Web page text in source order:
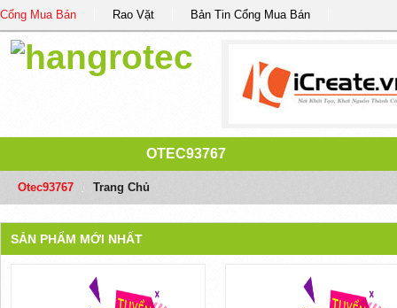
Cổng Mua Bán Rao Vặt Bản Tin Cổng Mua Bán
OTEC93767
Otec93767 Trang Chủ
SẢN PHẨM MỚI NHẤT